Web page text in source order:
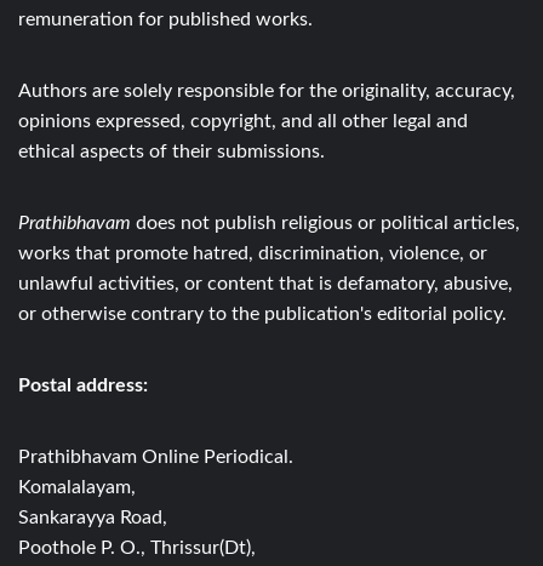
remuneration for published works.
Authors are solely responsible for the originality, accuracy,
opinions expressed, copyright, and all other legal and
ethical aspects of their submissions.
Prathibhavam does not publish religious or political articles,
works that promote hatred, discrimination, violence, or
unlawful activities, or content that is defamatory, abusive,
or otherwise contrary to the publication's editorial policy.
Postal address:
Prathibhavam Online Periodical.
Komalalayam,
Sankarayya Road,
Poothole P. O., Thrissur(Dt),